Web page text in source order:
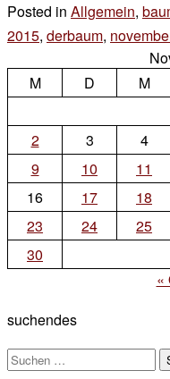
Posted in Allgemein,
2015, derbaum,
M
D M
2
3 4
9
10 11
16
17 18
23
24 25
30
«
suchendes
Suchen